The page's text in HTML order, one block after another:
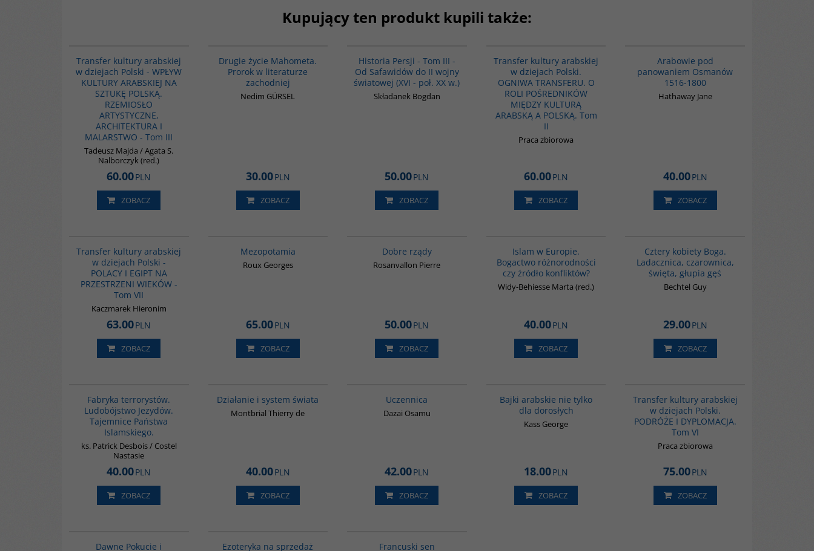
Kupujący ten produkt kupili także:
Transfer kultury arabskiej
w dziejach Polski - WPŁYW
KULTURY ARABSKIEJ NA
SZTUKĘ POLSKĄ.
RZEMIOSŁO
ARTYSTYCZNE,
ARCHITEKTURA I
MALARSTWO - Tom III
Tadeusz Majda / Agata S.
Nalborczyk (red.)
60.00PLN
ZOBACZ
Drugie życie Mahometa.
Prorok w literaturze
zachodniej
Nedim GÜRSEL
30.00PLN
ZOBACZ
Historia Persji - Tom III -
Od Safawidów do II wojny
światowej (XVI - poł. XX w.)
Składanek Bogdan
50.00PLN
ZOBACZ
Transfer kultury arabskiej
w dziejach Polski.
OGNIWA TRANSFERU. O
ROLI POŚREDNIKÓW
MIĘDZY KULTURĄ
ARABSKĄ A POLSKĄ. Tom
II
Praca zbiorowa
60.00PLN
ZOBACZ
Arabowie pod
panowaniem Osmanów
1516-1800
Hathaway Jane
40.00PLN
ZOBACZ
Transfer kultury arabskiej
w dziejach Polski -
POLACY I EGIPT NA
PRZESTRZENI WIEKÓW -
Tom VII
Kaczmarek Hieronim
63.00PLN
ZOBACZ
Mezopotamia
Roux Georges
65.00PLN
ZOBACZ
Dobre rządy
Rosanvallon Pierre
50.00PLN
ZOBACZ
Islam w Europie.
Bogactwo różnorodności
czy źródło konfliktów?
Widy-Behiesse Marta (red.)
40.00PLN
ZOBACZ
Cztery kobiety Boga.
Ladacznica, czarownica,
święta, głupia gęś
Bechtel Guy
29.00PLN
ZOBACZ
Fabryka terrorystów.
Ludobójstwo Jezydów.
Tajemnice Państwa
Islamskiego.
ks. Patrick Desbois / Costel
Nastasie
40.00PLN
ZOBACZ
Działanie i system świata
Montbrial Thierry de
40.00PLN
ZOBACZ
Uczennica
Dazai Osamu
42.00PLN
ZOBACZ
Bajki arabskie nie tylko
dla dorosłych
Kass George
18.00PLN
ZOBACZ
Transfer kultury arabskiej
w dziejach Polski.
PODRÓŻE I DYPLOMACJA.
Tom VI
Praca zbiorowa
75.00PLN
ZOBACZ
Dawne Pokucie i Ezoteryka na sprzedaż Francuski sen